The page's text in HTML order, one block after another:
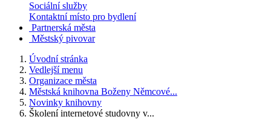
Sociální služby
Kontaktní místo pro bydlení
Partnerská města
Městský pivovar
Úvodní stránka
Vedlejší menu
Organizace města
Městská knihovna Boženy Němcové...
Novinky knihovny
Školení internetové studovny v...